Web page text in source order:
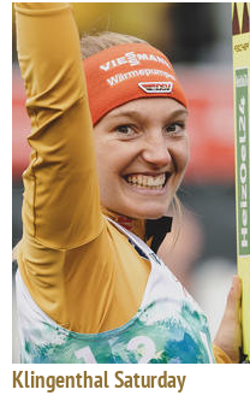
Klingenthal Saturday